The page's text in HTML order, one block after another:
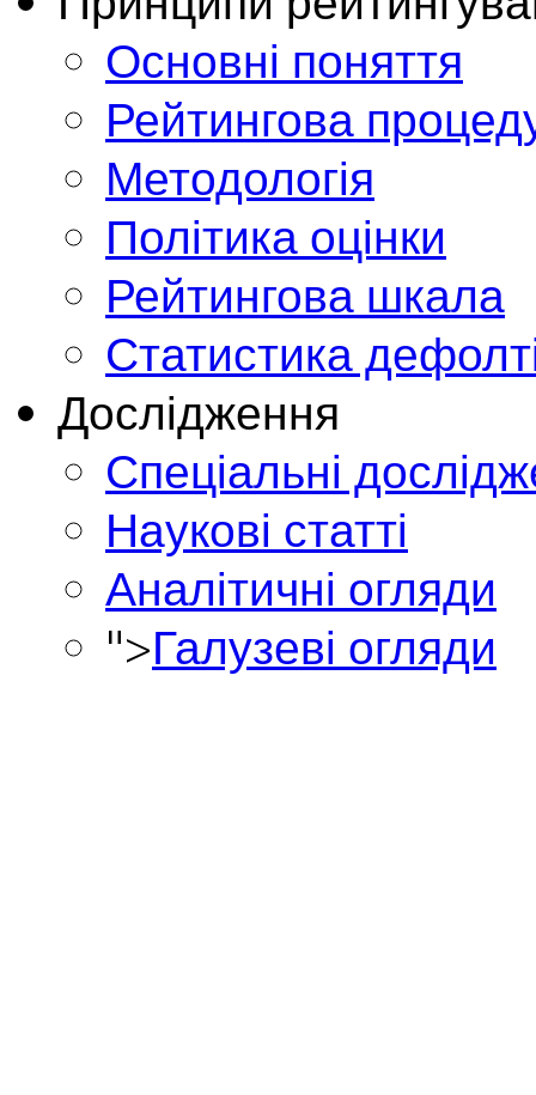
Основні поняття
Рейтингова
Методологія
Політика оцінки
Рейтингова шкала
Статистика
Дослідження
Спеціальні
Наукові статті
Аналітичні огляди
">Галузеві огляди